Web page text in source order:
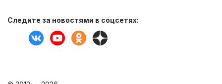
Следите за новостями в соцсетях: